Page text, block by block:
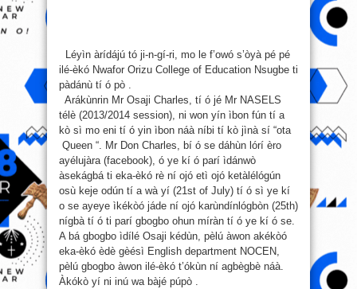
Léyìn àrídájú tó ji-n-gí-ri, mo le f’owó s’òyà pé pé
ilé-èkó Nwafor Orizu College of Education Nsugbe ti
pàdánù tí ó pò .
Arákùnrin Mr Osaji Charles, tí ó jé Mr NASELS
télè (2013/2014 session), ni won yín ìbon fún tí a
kò sì mo eni tí ó yin ìbon náà níbi tí kò jìnà sí “ota
Queen “. Mr Don Charles, bí ó se dáhùn lórí èro
ayélujàra (facebook), ó ye kí ó parí ìdánwò
àsekágbá ti eka-èkó rè ní ojó etì ojó ketàlélógún
osù keje odún tí a wà yí (21st of July) tí ó sì ye kí
o se ayeye ìkékòó jáde ní ojó karùndínlógbòn (25th)
nígbà tí ó ti parí gbogbo ohun míràn tí ó ye kí ó se.
A bá gbogbo ìdílé Osaji kédùn, pèlú àwon akékòó
eka-èkó èdè gèésì English department NOCEN,
pèlú gbogbo àwon ilé-èkó t’ókùn ní agbègbè náà.
Àkókò yí ni inú wa bàjé púpò .